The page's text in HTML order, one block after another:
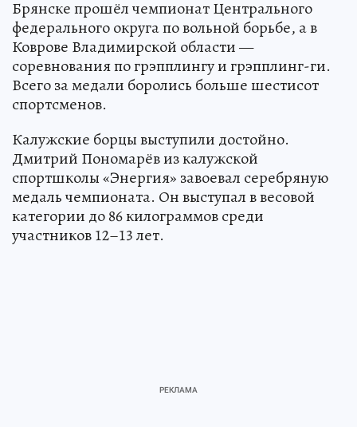
Брянске прошёл чемпионат Центрального
федерального округа по вольной борьбе, а в
Коврове Владимирской области —
соревнования по грэпплингу и грэпплинг-ги.
Всего за медали боролись больше шестисот
спортсменов.
Калужские борцы выступили достойно.
Дмитрий Пономарёв из калужской
спортшколы «Энергия» завоевал серебряную
медаль чемпионата. Он выступал в весовой
категории до 86 килограммов среди
участников 12–13 лет.